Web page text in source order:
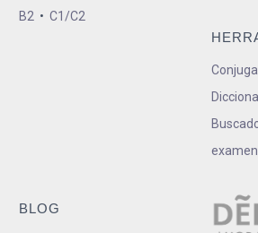
B2 • C1/C2
examen
BLOG